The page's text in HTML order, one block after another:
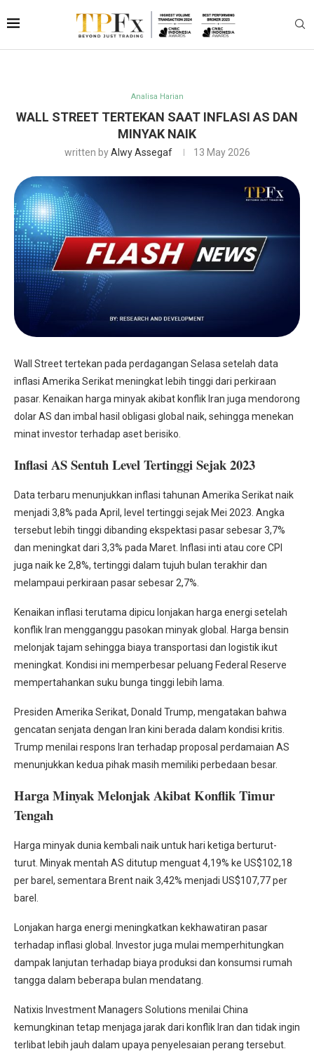
Analisa Harian
WALL STREET TERTEKAN SAAT INFLASI AS DAN
MINYAK NAIK
written byAlwy Assegaf 13 May 2026
Wall Street tertekan pada perdagangan Selasa setelah data
inflasi Amerika Serikat meningkat lebih tinggi dari perkiraan
pasar. Kenaikan harga minyak akibat konflik Iran juga mendorong
dolar AS dan imbal hasil obligasi global naik, sehingga menekan
minat investor terhadap aset berisiko.
Inflasi AS Sentuh Level Tertinggi Sejak 2023
Data terbaru menunjukkan inflasi tahunan Amerika Serikat naik
menjadi 3,8% pada April, level tertinggi sejak Mei 2023. Angka
tersebut lebih tinggi dibanding ekspektasi pasar sebesar 3,7%
dan meningkat dari 3,3% pada Maret. Inflasi inti atau core CPI
juga naik ke 2,8%, tertinggi dalam tujuh bulan terakhir dan
melampaui perkiraan pasar sebesar 2,7%.
Kenaikan inflasi terutama dipicu lonjakan harga energi setelah
konflik Iran mengganggu pasokan minyak global. Harga bensin
melonjak tajam sehingga biaya transportasi dan logistik ikut
meningkat. Kondisi ini memperbesar peluang Federal Reserve
mempertahankan suku bunga tinggi lebih lama.
Presiden Amerika Serikat, Donald Trump, mengatakan bahwa
gencatan senjata dengan Iran kini berada dalam kondisi kritis.
Trump menilai respons Iran terhadap proposal perdamaian AS
menunjukkan kedua pihak masih memiliki perbedaan besar.
Harga Minyak Melonjak Akibat Konflik Timur
Tengah
Harga minyak dunia kembali naik untuk hari ketiga berturut-
turut. Minyak mentah AS ditutup menguat 4,19% ke US$102,18
per barel, sementara Brent naik 3,42% menjadi US$107,77 per
barel.
Lonjakan harga energi meningkatkan kekhawatiran pasar
terhadap inflasi global. Investor juga mulai memperhitungkan
dampak lanjutan terhadap biaya produksi dan konsumsi rumah
tangga dalam beberapa bulan mendatang.
Natixis Investment Managers Solutions menilai China
kemungkinan tetap menjaga jarak dari konflik Iran dan tidak ingin
terlibat lebih jauh dalam upaya penyelesaian perang tersebut.